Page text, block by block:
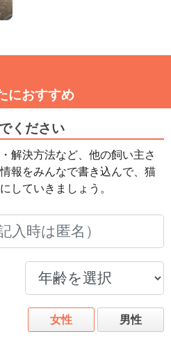
におすすめ
ください
解決方法など、他の飼い主さ
報をみんなで書き込んで、猫
していきましょう。
女性 男性